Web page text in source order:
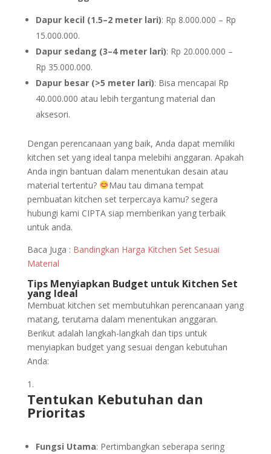
Dapur kecil (1.5–2 meter lari): Rp 8.000.000 – Rp
15.000.000.
Dapur sedang (3–4 meter lari): Rp 20.000.000 –
Rp 35.000.000.
Dapur besar (>5 meter lari): Bisa mencapai Rp
40.000.000 atau lebih tergantung material dan
aksesori.
Dengan perencanaan yang baik, Anda dapat memiliki
kitchen set yang ideal tanpa melebihi anggaran. Apakah
Anda ingin bantuan dalam menentukan desain atau
material tertentu?
Mau tau dimana tempat
pembuatan kitchen set terpercaya kamu? segera
hubungi kami CIPTA siap memberikan yang terbaik
untuk anda.
Baca Juga : Bandingkan Harga Kitchen Set Sesuai
Material
Tips Menyiapkan Budget untuk Kitchen Set
yang Ideal
Membuat kitchen set membutuhkan perencanaan yang
matang, terutama dalam menentukan anggaran.
Berikut adalah langkah-langkah dan tips untuk
menyiapkan budget yang sesuai dengan kebutuhan
Anda:
Tentukan Kebutuhan dan
Prioritas
Fungsi Utama: Pertimbangkan seberapa sering